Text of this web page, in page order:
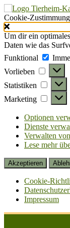
Cookie-
Um dir ein
Daten wie das
Funktional
Vorlieben
Statistiken
Marketing
Optionen
Dienste
Verwalten
Lese mehr
Akzeptieren
Cookie-
Impressum
Zum